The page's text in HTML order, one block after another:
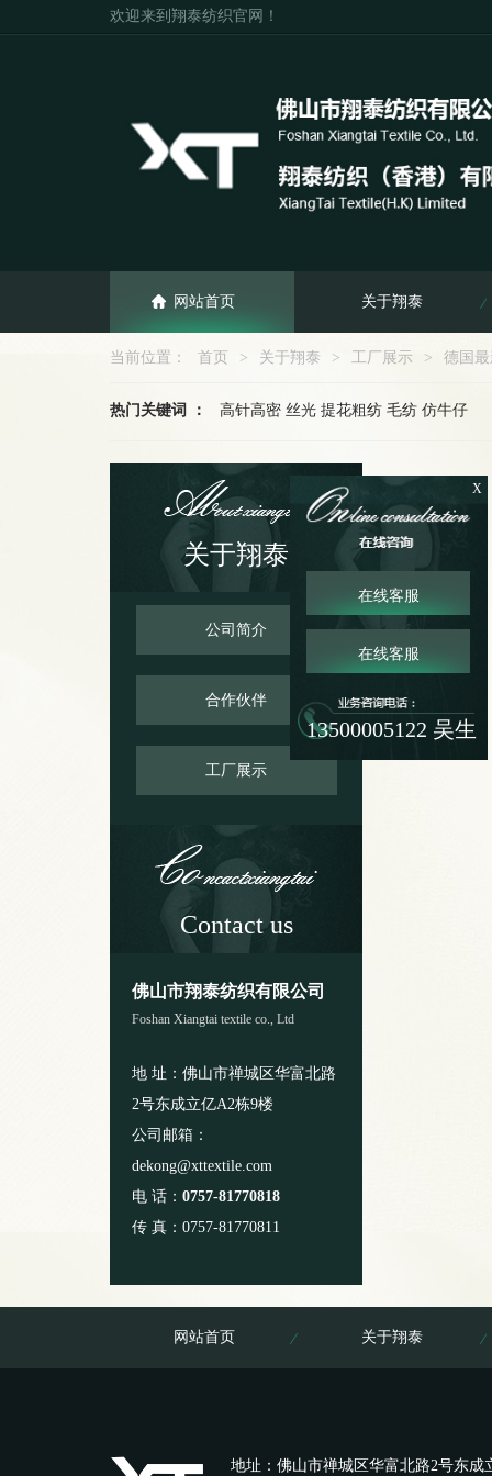
欢迎来到翔泰纺织官网！
网站首页 关于翔泰
公司简介
当前位置： 首页 > 关于翔泰 > 工厂展示 > 德国
热门关键词 ： 高针高密 丝光 提花粗纺 毛纺 仿牛仔
关于翔泰
公司简介
合作伙伴
工厂展示
Contact us
佛山市翔泰纺织有限公司
Foshan Xiangtai textile co., Ltd
地 址：佛山市禅城区华富北路
2号东成立亿A2栋9楼
公司邮箱：
dekong@xttextile.com
电 话： 0757-81770818
传 真：0757-81770811
X
在线客服
在线客服
13500005122 吴生
网站首页 关于翔泰
地址：佛山市禅城区华富北路2号